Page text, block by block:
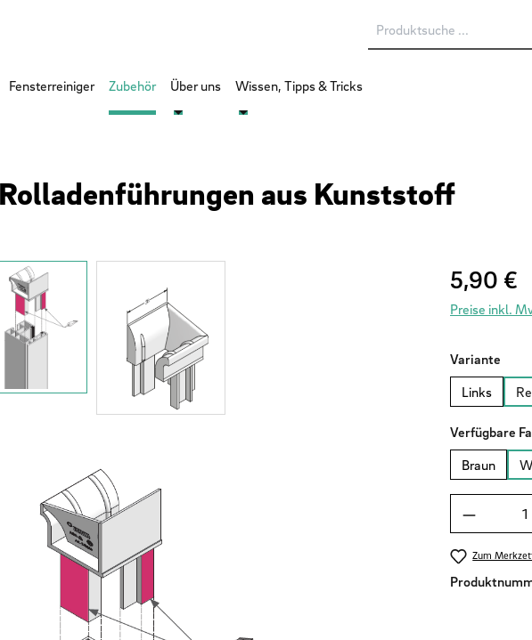
Fensterreiniger Zubehör Über uns Wissen, Tipps & Tricks
aus Kunststoff
Regulärer
5,90 €
Preise inkl.
Variante
Links
Verfügbare
Braun
Produkt
Zum